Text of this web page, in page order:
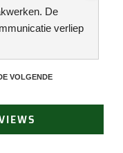
De
verliep
veel kennis
het vak en werkt
VOLGENDE